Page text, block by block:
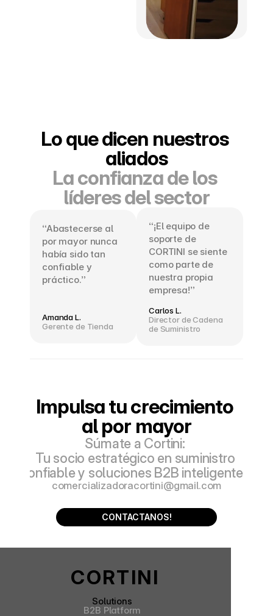
Lo que dicen nuestros
aliados
La confianza de los
líderes del sector
“Abastecerse al
por mayor nunca
había sido tan
confiable y
práctico.”
Amanda L.
Gerente de Tienda
“¡El equipo de
soporte de
CORTINI se siente
como parte de
nuestra propia
empresa!”
Carlos L.
Director de Cadena
de Suministro
Impulsa tu crecimiento
al por mayor
Súmate a Cortini:
Tu socio estratégico en suministro
confiable y soluciones B2B inteligentes.
comercializadoracortini@gmail.com
CONTACTANOS!
CORTINI
Solutions
B2B Platform